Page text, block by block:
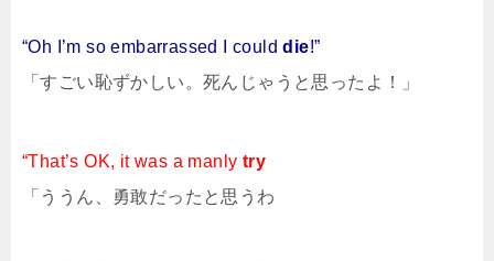
“Oh I’m so embarrassed I could die!”
「すごい恥ずかしい。死んじゃうと思ったよ！」
“That’s OK, it was a manly try
「ううん、勇敢だったと思うわ